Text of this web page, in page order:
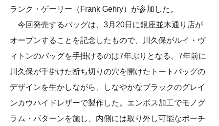
ランク・ゲーリー（Frank Gehry）が参加した。
今回発売するバッグは、3月20日に銀座並木通り店が
オープンすることを記念したもので、川久保がルイ・ヴ
ィトンのバッグを手掛けるのは7年ぶりとなる。7年前に
川久保が手掛けた断ち切りの穴を開けたトートバッグの
デザインを生かしながら、しなやかなブラックのグレイ
ンカウハイドレザーで製作した。エンボス加工でモノグ
ラム・パターンを施し、内側には取り外し可能なポーチ